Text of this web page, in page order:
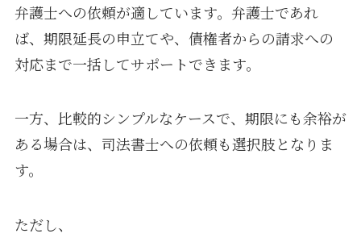
弁護士への依頼が適しています。弁護士であれ
ば、期限延長の申立てや、債権者からの請求への
対応まで一括してサポートできます。
一方、比較的シンプルなケースで、期限にも余裕が
ある場合は、司法書士への依頼も選択肢となりま
す。
ただし、